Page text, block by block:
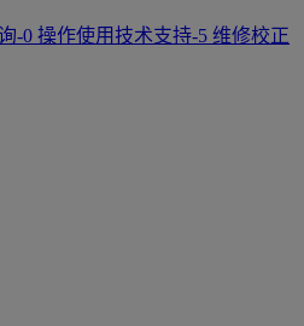
-0 操作使用技术支持-5 维修校正